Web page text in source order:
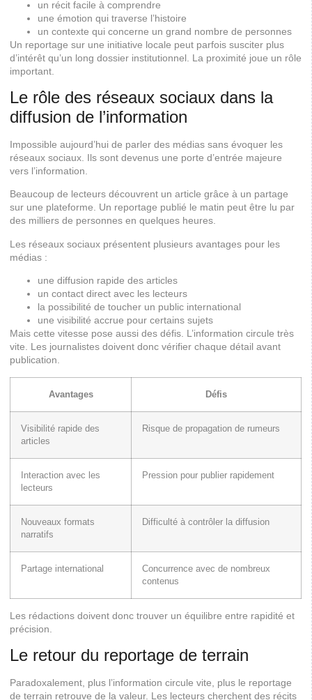
un récit facile à comprendre
une émotion qui traverse l’histoire
un contexte qui concerne un grand nombre de personnes
Un reportage sur une initiative locale peut parfois susciter plus
d’intérêt qu’un long dossier institutionnel. La proximité joue un rôle
important.
Le rôle des réseaux sociaux dans la
diffusion de l’information
Impossible aujourd’hui de parler des médias sans évoquer les
réseaux sociaux. Ils sont devenus une porte d’entrée majeure
vers l’information.
Beaucoup de lecteurs découvrent un article grâce à un partage
sur une plateforme. Un reportage publié le matin peut être lu par
des milliers de personnes en quelques heures.
Les réseaux sociaux présentent plusieurs avantages pour les
médias :
une diffusion rapide des articles
un contact direct avec les lecteurs
la possibilité de toucher un public international
une visibilité accrue pour certains sujets
Mais cette vitesse pose aussi des défis. L’information circule très
vite. Les journalistes doivent donc vérifier chaque détail avant
publication.
Avantages Défis
Visibilité rapide des
articles
Risque de propagation de rumeurs
Interaction avec les
lecteurs
Pression pour publier rapidement
Nouveaux formats
narratifs
Difficulté à contrôler la diffusion
Partage international
Concurrence avec de nombreux
contenus
Les rédactions doivent donc trouver un équilibre entre rapidité et
précision.
Le retour du reportage de terrain
Paradoxalement, plus l’information circule vite, plus le reportage
de terrain retrouve de la valeur. Les lecteurs cherchent des récits